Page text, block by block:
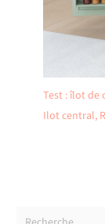
Test : îlot de
Ilot central,